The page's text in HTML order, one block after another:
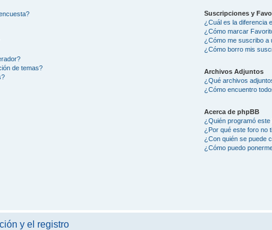
de temas?
Suscripciones y
¿Cuál es la diferencia
¿Cómo marcar
¿Cómo me suscribo a
¿Cómo borro mis
Archivos Adjuntos
¿Qué archivos
¿Cómo encuentro
Acerca de phpBB
¿Quién programó este
¿Por qué este foro no
¿Con quién se puede
¿Cómo puedo
y el registro